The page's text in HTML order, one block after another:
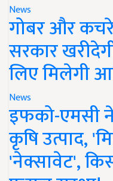
News
गोबर और
सरकार
लिए मिलेगी
News
इफको-एमसी
कृषि उत्पाद,
'नेक्सावेट',